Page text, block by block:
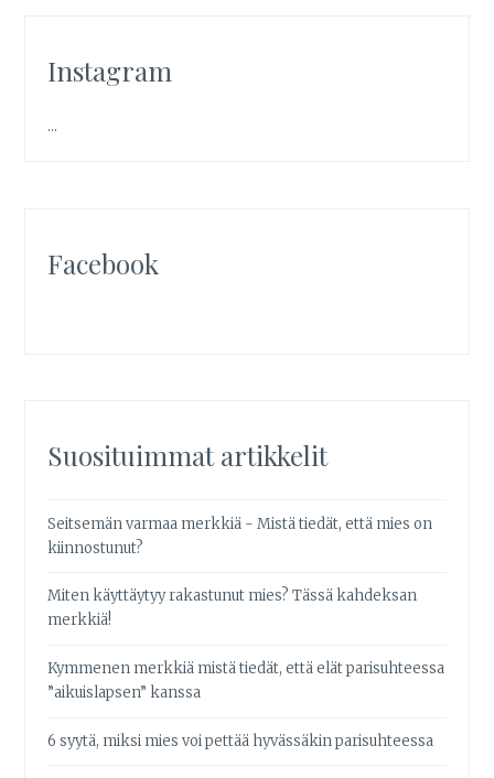
Instagram
…
Facebook
Suosituimmat artikkelit
Seitsemän varmaa merkkiä - Mistä tiedät, että mies on
kiinnostunut?
Miten käyttäytyy rakastunut mies? Tässä kahdeksan
merkkiä!
Kymmenen merkkiä mistä tiedät, että elät parisuhteessa
”aikuislapsen” kanssa
6 syytä, miksi mies voi pettää hyvässäkin parisuhteessa